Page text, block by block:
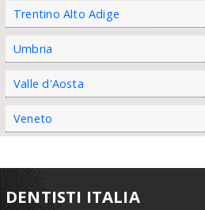
Trentino Alto Adige
Umbria
Valle d'Aosta
Veneto
DENTISTI ITALIA